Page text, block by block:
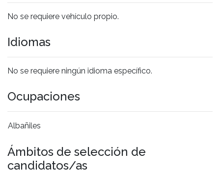
No se requiere vehículo propio.
Idiomas
No se requiere ningún idioma específico.
Ocupaciones
Albañiles
Ámbitos de selección de
candidatos/as